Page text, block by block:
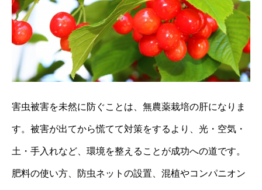
害虫被害を未然に防ぐことは、無農薬栽培の肝になりま
す。被害が出てから慌てて対策をするより、光・空気・
土・手入れなど、環境を整えることが成功への道です。
肥料の使い方、防虫ネットの設置、混植やコンパニオン